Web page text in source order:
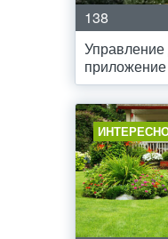
138
приложение